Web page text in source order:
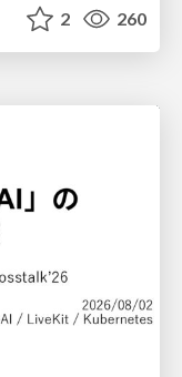
2 260